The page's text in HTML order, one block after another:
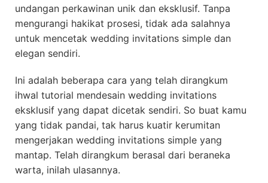
undangan perkawinan unik dan eksklusif. Tanpa
mengurangi hakikat prosesi, tidak ada salahnya
untuk mencetak wedding invitations simple dan
elegan sendiri.
Ini adalah beberapa cara yang telah dirangkum
ihwal tutorial mendesain wedding invitations
eksklusif yang dapat dicetak sendiri. So buat kamu
yang tidak pandai, tak harus kuatir kerumitan
mengerjakan wedding invitations simple yang
mantap. Telah dirangkum berasal dari beraneka
warta, inilah ulasannya.